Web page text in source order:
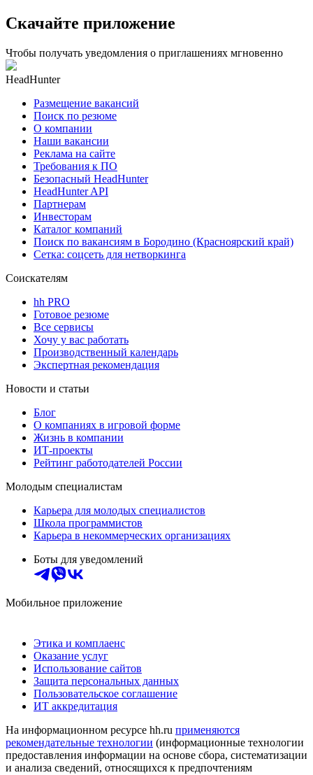
Скачайте приложение
Чтобы получать уведомления о приглашениях мгновенно
HeadHunter
Размещение вакансий
Поиск по резюме
О компании
Наши вакансии
Реклама на сайте
Требования к ПО
Безопасный HeadHunter
HeadHunter API
Партнерам
Инвесторам
Каталог компаний
Поиск по вакансиям в Бородино (Красноярский край)
Сетка: соцсеть для нетворкинга
Соискателям
hh PRO
Готовое резюме
Все сервисы
Хочу у вас работать
Производственный календарь
Экспертная рекомендация
Новости и статьи
Блог
О компаниях в игровой форме
Жизнь в компании
ИТ-проекты
Рейтинг работодателей России
Молодым специалистам
Карьера для молодых специалистов
Школа программистов
Карьера в некоммерческих организациях
Боты для уведомлений
Мобильное приложение
Этика и комплаенс
Оказание услуг
Использование сайтов
Защита персональных данных
Пользовательское соглашение
ИТ аккредитация
На информационном ресурсе hh.ru применяются
рекомендательные технологии (информационные технологии
предоставления информации на основе сбора, систематизации
и анализа сведений, относящихся к предпочтениям